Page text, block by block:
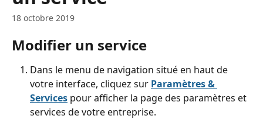
18 octobre 2019
Modifier un service
Dans le menu de navigation situé en haut de
votre interface, cliquez sur Paramètres &
Services pour afficher la page des paramètres et
services de votre entreprise.